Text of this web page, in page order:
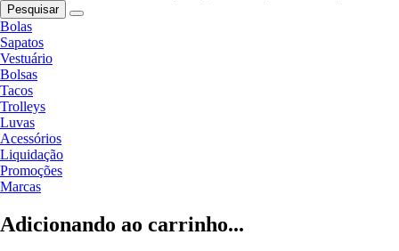
Pesquisar
Bolas
Sapatos
Vestuário
Bolsas
Tacos
Trolleys
Luvas
Acessórios
Liquidação
Promoções
Marcas
Adicionando ao carrinho...